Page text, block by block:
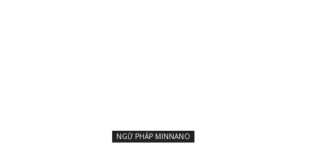
NGỮ PHÁP MINNANO